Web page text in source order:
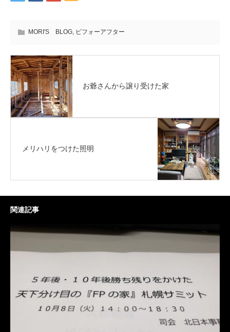
MORI'S BLOG, ビフォーアフター
お爺さんから譲り受けた家
メリハリをつけた照明
関連記事